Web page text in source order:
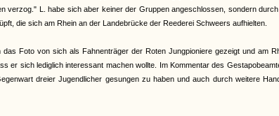
verzog." L. habe sich aber keiner der Gruppen angeschlossen, sondern
die sich am Rhein an der Landebrücke der Reederei Schweers aufhielten.
Foto von sich als Fahnenträger der Roten Jungpioniere gezeigt und am
er sich lediglich interessant machen wollte. Im Kommentar des
dreier Jugendlicher gesungen zu haben und auch durch weitere